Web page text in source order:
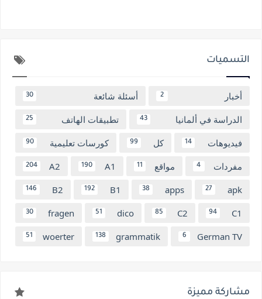
التسميات
أخبار 2 أسئلة شائعة 30
الدراسة في ألمانيا 43 تطبيقات الهاتف 25
فيديوهات 14 كل 99 كورسات تعليمية 90
مفردات 4 مواقع 11
A1
190
A2
204
apk
27
apps
38
B1
192
B2
146
C1
94
C2
85
dico
51
fragen
30
German TV
6
grammatik
138
woerter
51
مشاركة مميزة